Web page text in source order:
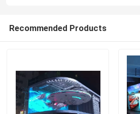
Recommended Products